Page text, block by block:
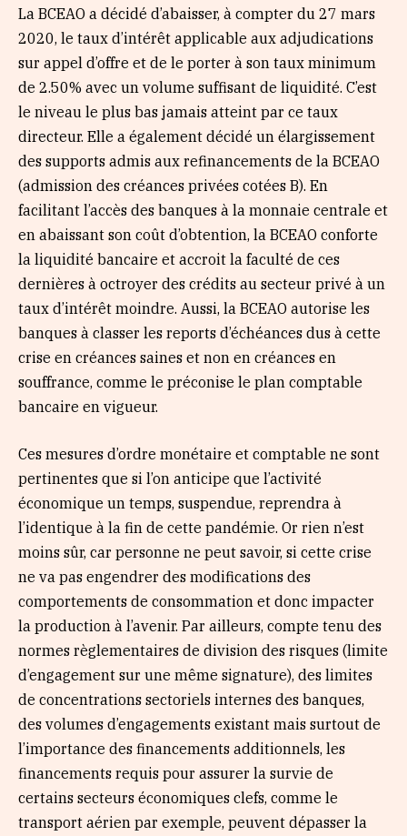
La BCEAO a décidé d’abaisser, à compter du 27 mars
2020, le taux d’intérêt applicable aux adjudications
sur appel d’offre et de le porter à son taux minimum
de 2.50% avec un volume suffisant de liquidité. C’est
le niveau le plus bas jamais atteint par ce taux
directeur. Elle a également décidé un élargissement
des supports admis aux refinancements de la BCEAO
(admission des créances privées cotées B). En
facilitant l’accès des banques à la monnaie centrale et
en abaissant son coût d’obtention, la BCEAO conforte
la liquidité bancaire et accroit la faculté de ces
dernières à octroyer des crédits au secteur privé à un
taux d’intérêt moindre. Aussi, la BCEAO autorise les
banques à classer les reports d’échéances dus à cette
crise en créances saines et non en créances en
souffrance, comme le préconise le plan comptable
bancaire en vigueur.
Ces mesures d’ordre monétaire et comptable ne sont
pertinentes que si l’on anticipe que l’activité
économique un temps, suspendue, reprendra à
l’identique à la fin de cette pandémie. Or rien n’est
moins sûr, car personne ne peut savoir, si cette crise
ne va pas engendrer des modifications des
comportements de consommation et donc impacter
la production à l’avenir. Par ailleurs, compte tenu des
normes règlementaires de division des risques (limite
d’engagement sur une même signature), des limites
de concentrations sectoriels internes des banques,
des volumes d’engagements existant mais surtout de
l’importance des financements additionnels, les
financements requis pour assurer la survie de
certains secteurs économiques clefs, comme le
transport aérien par exemple, peuvent dépasser la